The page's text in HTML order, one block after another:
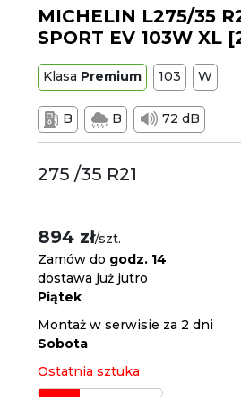
MICHELIN L275/35
SPORT EV 103W XL
Klasa Premium 103 W
B B 72 dB
275 /35 R21
894 zł/szt.
Zamów do godz. 14
dostawa już jutro
Piątek
Montaż w serwisie za 2 dni
Sobota
Ostatnia sztuka